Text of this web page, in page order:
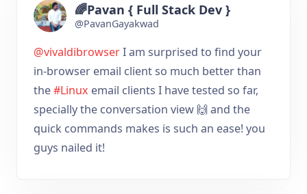
🌈Pavan { Full Stack Dev }
@PavanGayakwad
@vivaldibrowserI am surprised to find your
in-browser email client so much better than
the#Linux email clients I have tested so far,
specially the conversation view 🙌 and the
quick commands makes is such an ease! you
guys nailed it!